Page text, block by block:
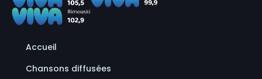
Accueil
Chansons diffusées